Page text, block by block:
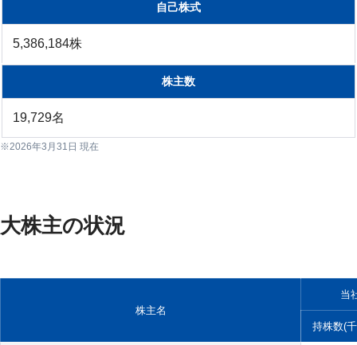
自己株式
5,386,184株
株主数
19,729名
2026年3月31日 現在
大株主の状況
株主名
当
持株数(